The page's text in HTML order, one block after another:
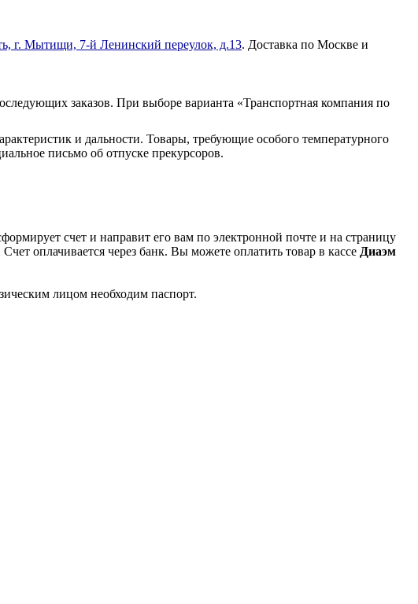
г. Мытищи, 7-й Ленинский переулок, д.13. Доставка по Москве и
заказов. При выборе варианта «Транспортная компания по
и дальности. Товары, требующие особого температурного
письмо об отпуске прекурсоров.
счет и направит его вам по электронной почте и на страницу
оплачивается через банк. Вы можете оплатить товар в кассе Диаэм
лицом необходим паспорт.